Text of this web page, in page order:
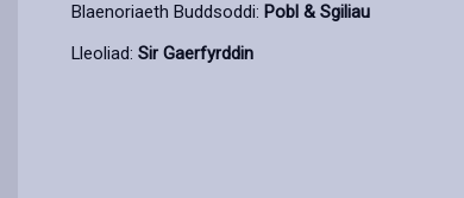
Blaenoriaeth Buddsoddi: Pobl & Sgiliau
Lleoliad: Sir Gaerfyrddin